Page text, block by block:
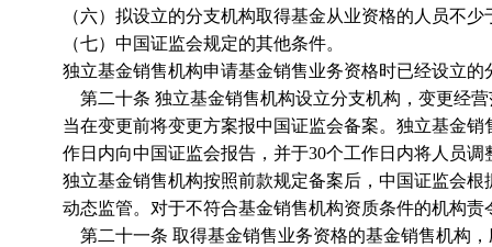
（六）拟设立的分支机构取得基金从业资格的人员不少
（七）中国证监会规定的其他条件。
独立基金销售机构申请基金销售业务资格时已经设立
第二十条 独立基金销售机构设立分支机构，变更经
当在变更前将变更方案报中国证监会备案。独立基金
作日内向中国证监会报告，并于30个工作日内将人员调
独立基金销售机构按照前款规定备案后，中国证监会
动态监管。对于不符合基金销售机构资质条件的机构
第二十一条 取得基金销售业务资格的基金销售机构